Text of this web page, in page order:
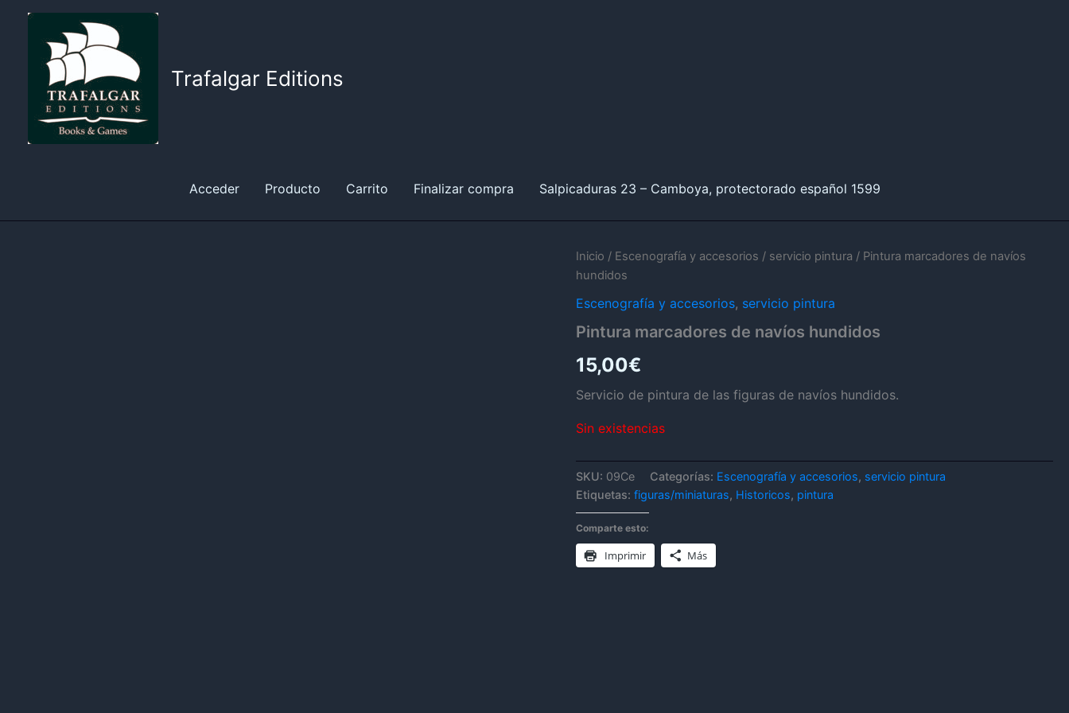
contenido
Trafalgar Editions
Acceder Producto Carrito Finalizar compra Salpicaduras 23 – Camboya, protectorado español 1599
Inicio / Escenografía y accesorios / servicio pintura / Pintura marcadores de navíos
hundidos
Escenografía y accesorios, servicio pintura
Pintura marcadores de navíos hundidos
15,00€
Servicio de pintura de las figuras de navíos hundidos.
Sin existencias
SKU: 09Ce Categorías: Escenografía y accesorios, servicio pintura
Etiquetas:figuras/miniaturas, Historicos, pintura
Comparte esto:
Imprimir Más